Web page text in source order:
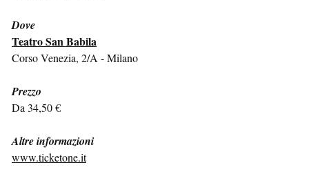
Dove
Teatro San Babila
Corso Venezia, 2/A - Milano
Prezzo
Da 34,50 €
Altre informazioni
www.ticketone.it